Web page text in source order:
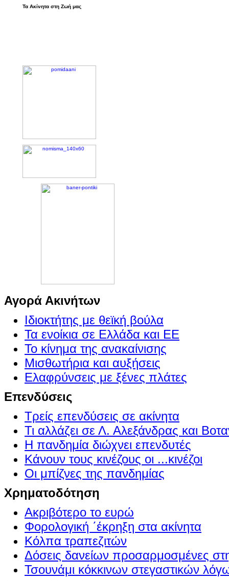
Τα Ακίνητα στη Ζωή μας
Αγορά Ακινήτων
Ιδιοκτήτης με θεϊκή βούλα
Τα ενοίκια σε Ελλάδα και ΕΕ
Το κίνημα της ανακαίνισης
Μισθωτήρια και αυξήσεις
Ελαφρύνσεις με ξένες πλάτες
Επενδύσεις
Τρείς επενδύσεις σε ακίνητα
Τι αλλάζει σε Λ. Αλεξάνδρας και
Η πανδημία διώχνει επενδυτές
Κάνουν τους κινέζους οι ...κινέζοι
Οι μπίζνες της πανδημίας
Χρηματοδότηση
Ακριβότερο το ευρώ
Φορολογική ΄έκρηξη στα ακίνητα
Κόλπα τραπεζιτών
Δόσεις δανείων προσαρμοσμένες
Τσουνάμι κόκκινων στεγαστικών